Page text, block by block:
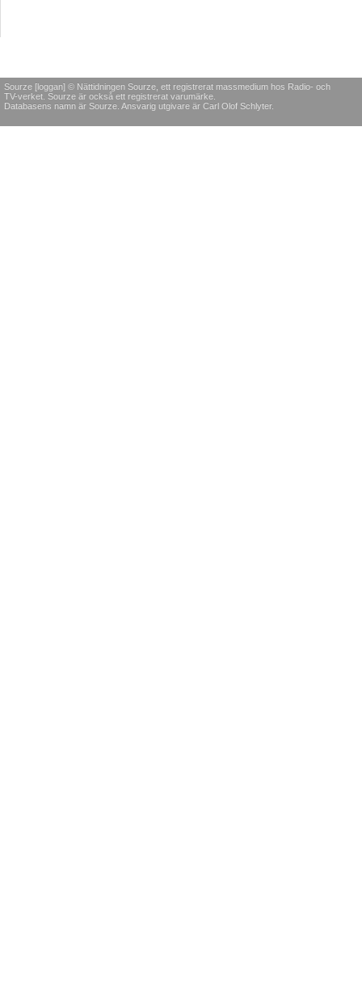
Sourze [loggan] © Nättidningen Sourze, ett registrerat massmedium hos Radio- och
TV-verket. Sourze är också ett registrerat varumärke.
Databasens namn är Sourze. Ansvarig utgivare är Carl Olof Schlyter.